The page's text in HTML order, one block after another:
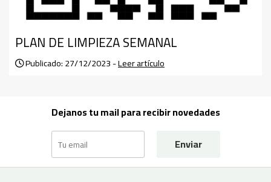
PLAN DE LIMPIEZA SEMANAL
Publicado: 27/12/2023 -Leer artículo
Dejanos tu mail para recibir novedades
Enviar